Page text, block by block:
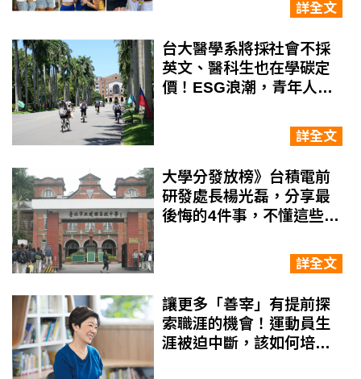
詳全文
台大醫學系將採社會不採
英文、醫科生也在學碳定
價！ESG浪潮，青年人才
詳全文
大學分發放榜》台積電前
研發處長楊光磊，分享最
後悔的4件事，不懂這些…
詳全文
讓更多「善宰」有提前探
索職涯的機會！運動員生
涯被迫中斷，該如何培養